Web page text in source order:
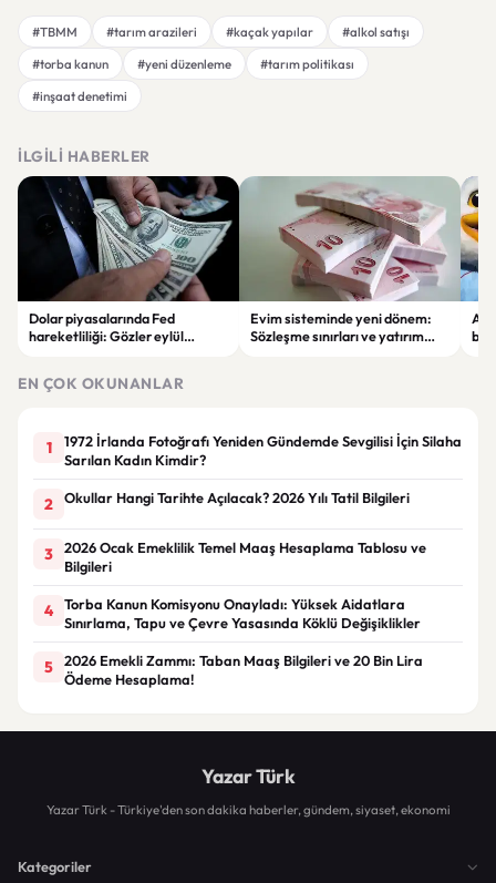
#TBMM #tarım arazileri #kaçak yapılar
#alkol satışı
#torba kanun
#yeni düzenleme
#tarım politikası
#inşaat denetimi
İLGILI HABERLER
Dolar piyasalarında Fed
hareketliliği: Gözler eylül
Evim sisteminde yeni dönem:
Sözleşme sınırları ve yatırım
EN ÇOK OKUNANLAR
1
1972 İrlanda Fotoğrafı Yeniden Gündemde Sevgilisi İçin Silaha
Sarılan Kadın Kimdir?
2 Okullar Hangi Tarihte Açılacak? 2026 Yılı Tatil Bilgileri
3
2026 Ocak Emeklilik Temel Maaş Hesaplama Tablosu ve
Bilgileri
4
Torba Kanun Komisyonu Onayladı: Yüksek Aidatlara
Sınırlama, Tapu ve Çevre Yasasında Köklü Değişiklikler
5
2026 Emekli Zammı: Taban Maaş Bilgileri ve 20 Bin Lira
Ödeme Hesaplama!
Yazar Türk
Yazar Türk - Türkiye'den son dakika haberler, gündem, siyaset, ekonomi
Kategoriler